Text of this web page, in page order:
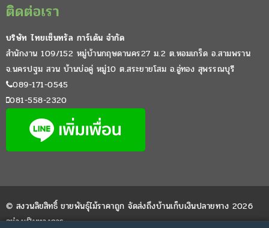
ติดต่อเรา
บริษัท ไทยเซ็นทรัล การ์เด้น จำกัด
สำนักงาน 109/152 หมู่บ้านกฤษดานคร27 ม.2 ต.หอมเกร็ด อ.สามพราน
จ.นครปฐม สวน บ้านบ่อคู่ หมู่10 ต.สระยายโสม อ.อู่ทอง สุพรรณบุรี
089-171-0545
081-558-2320
© สงวนลิขสิทธิ์ ขายพันธุ์ไม้ราคาถูก จัดส่งถึงบ้านเก็บเงินปลายทาง 2026
อย่างเป็นทางการ